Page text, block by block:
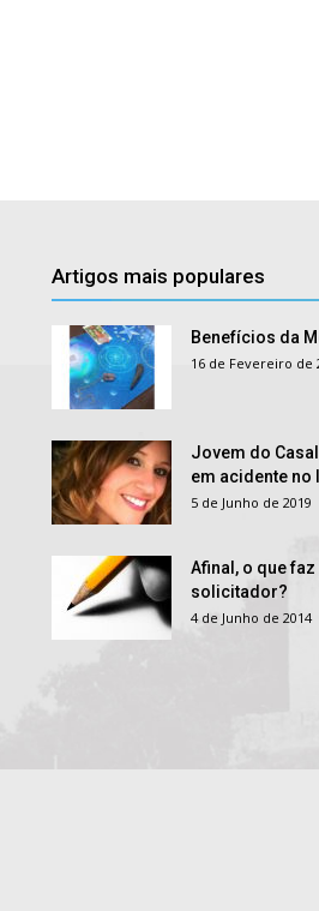
Artigos mais populares
Benefícios da
16 de Fevereiro de
Jovem do
em acidente no
5 de Junho de 2019
Afinal, o que faz
solicitador?
4 de Junho de 2014